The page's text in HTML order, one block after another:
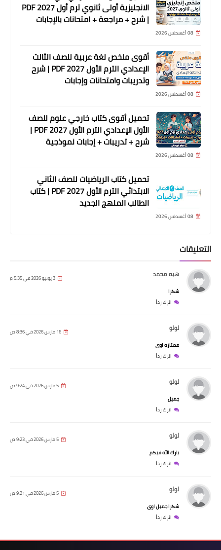
الانجليزية أولى ثانوي ترم أول 2027 PDF
| شرح + مراجعة + امتحانات بالإجابات
08 أغسطس 2026
أقوى ملخص لغة عربية للصف الثالث
الإعدادي الترم الأول 2027 PDF | شرح
وتدريبات وامتحانات وإجابات
08 أغسطس 2026
تحميل أقوى كتاب خارجي علوم للصف
الأول الإعدادي الترم الأول 2027 PDF |
شرح + تدريبات + إجابات نموذجية
08 أغسطس 2026
تحميل كتاب الرياضيات للصف الثاني
الابتدائي الترم الأول 2027 PDF | كتاب
الطالب المنهج الجديد
08 أغسطس 2026
التعليقات
هبه محمد 3 يونيو 2026 في 5:35 م
شكرا
اترك رداً
لولو 16 مارس 2026 في 8:36 ص
ممتازه اوى
اترك رداً
لولو 5 مارس 2026 في 9:24 ص
جميل
اترك رداً
لولو 5 مارس 2026 في 9:23 ص
بارك الله فيكم
اترك رداً
لولو 5 مارس 2026 في 9:21 ص
شكرا جميل اوى
اترك رداً